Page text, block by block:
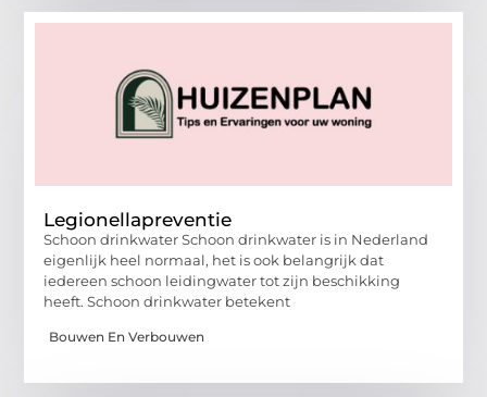
Legionellapreventie
Schoon drinkwater Schoon drinkwater is in Nederland
eigenlijk heel normaal, het is ook belangrijk dat
iedereen schoon leidingwater tot zijn beschikking
heeft. Schoon drinkwater betekent
Bouwen En Verbouwen